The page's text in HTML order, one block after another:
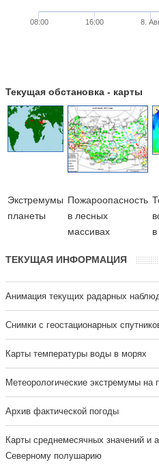
08:00 16:00 8.
Текущая обстановка - карты
Экстремумы
планеты
Пожароопасность
в лесных
массивах
ТЕКУЩАЯ ИНФОРМАЦИЯ
Анимация текущих радарных
Cнимки с геостационарных
Карты температуры воды в морях
Метеорологические экстремумы на
Архив фактической погоды
Карты среднемесячных значений и
Северному полушарию